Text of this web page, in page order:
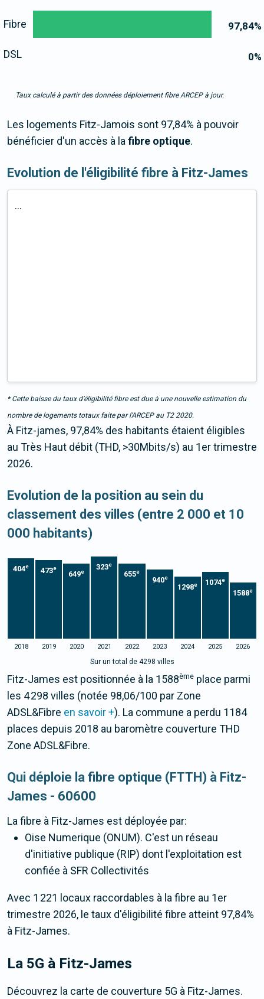
97,84%
0%
Fibre
DSL
Taux calculé à partir des données déploiement fibre ARCEP à jour.
Les logements Fitz-Jamois sont 97,84% à pouvoir
bénéficier d'un accès à lafibre optique.
Evolution de l'éligibilité fibre à Fitz-James
...
* Cette baisse du taux d’éligibilité fibre est due à une nouvelle estimation du
nombre de logements totaux faite par l’ARCEP au T2 2020.
À Fitz-james, 97,84% des habitants étaient éligibles
au Très Haut débit (THD, >30Mbits/s) au 1er trimestre
2026.
Evolution de la position au sein du
classement des villes (entre 2 000 et 10
000 habitants)
404e 473e
649e
323e
655e
940e
1298e 1074e
1588e
2018 2019 2020 2021 2022 2023 2024 2025 2026
Sur un total de 4298 villes
Fitz-James est positionnée à la 1588ème place parmi
les 4 298 villes (notée 98,06/100 par Zone
ADSL&Fibre en savoir +). La commune a perdu 1184
places depuis 2018 au baromètre couverture THD
Zone ADSL&Fibre.
Qui déploie la fibre optique (FTTH) à Fitz-
James - 60600
La fibre à Fitz-James est déployée par:
Oise Numerique (ONUM). C'est un réseau
d'initiative publique (RIP) dont l'exploitation est
confiée à SFR Collectivités
Avec 1 221 locaux raccordables à la fibre au 1er
trimestre 2026, le taux d'éligibilité fibre atteint 97,84%
à Fitz-James.
La 5G à Fitz-James
Découvrez la carte de couverture 5G à Fitz-James.